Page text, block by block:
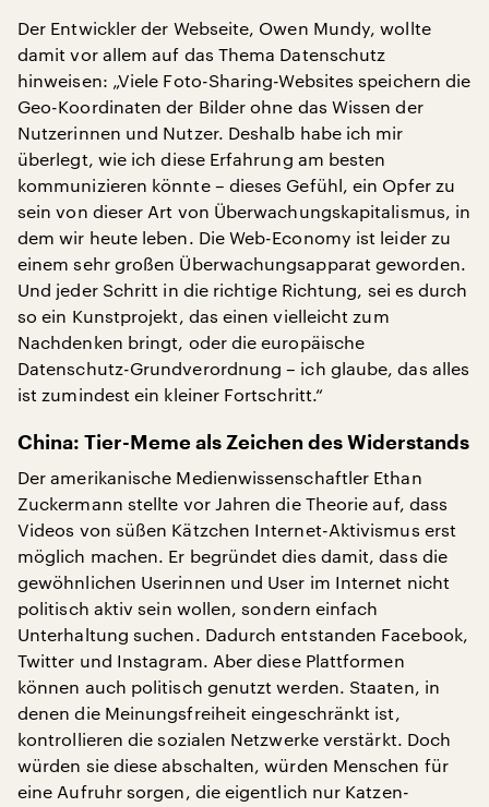
Der Entwickler der Webseite, Owen Mundy, wollte
damit vor allem auf das Thema Datenschutz
hinweisen: „Viele Foto-Sharing-Websites speichern die
Geo-Koordinaten der Bilder ohne das Wissen der
Nutzerinnen und Nutzer. Deshalb habe ich mir
überlegt, wie ich diese Erfahrung am besten
kommunizieren könnte – dieses Gefühl, ein Opfer zu
sein von dieser Art von Überwachungskapitalismus, in
dem wir heute leben. Die Web-Economy ist leider zu
einem sehr großen Überwachungsapparat geworden.
Und jeder Schritt in die richtige Richtung, sei es durch
so ein Kunstprojekt, das einen vielleicht zum
Nachdenken bringt, oder die europäische
Datenschutz-Grundverordnung – ich glaube, das alles
ist zumindest ein kleiner Fortschritt.“
China: Tier-Meme als Zeichen des Widerstands
Der amerikanische Medienwissenschaftler Ethan
Zuckermann stellte vor Jahren die Theorie auf, dass
Videos von süßen Kätzchen Internet-Aktivismus erst
möglich machen. Er begründet dies damit, dass die
gewöhnlichen Userinnen und User im Internet nicht
politisch aktiv sein wollen, sondern einfach
Unterhaltung suchen. Dadurch entstanden Facebook,
Twitter und Instagram. Aber diese Plattformen
können auch politisch genutzt werden. Staaten, in
denen die Meinungsfreiheit eingeschränkt ist,
kontrollieren die sozialen Netzwerke verstärkt. Doch
würden sie diese abschalten, würden Menschen für
eine Aufruhr sorgen, die eigentlich nur Katzen-